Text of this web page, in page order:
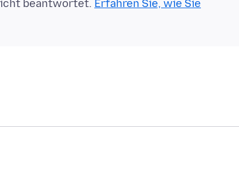
beantwortet. Erfahren Sie, wie Sie